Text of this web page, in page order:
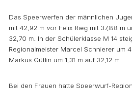
Das Speerwerfen der männlichen
mit 42,92 m vor Felix Rieg mit 37,88 m
32,70 m. In der Schülerklasse M 14
Regionalmeister Marcel Schnierer um
Markus Gütlin um 1,31 m auf 32,12 m.
Bei den Frauen hatte Speerwurf-